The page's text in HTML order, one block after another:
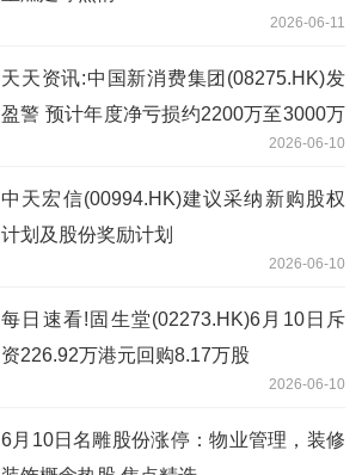
2026-06-11
天天资讯:中国新消费集团(08275.HK)发
盈警 预计年度净亏损约2200万至3000万
2026-06-10
中天宏信(00994.HK)建议采纳新购股权
计划及股份奖励计划
2026-06-10
每日速看!固生堂(02273.HK)6月10日斥
资226.92万港元回购8.17万股
2026-06-10
6月10日名雕股份涨停：物业管理，装修